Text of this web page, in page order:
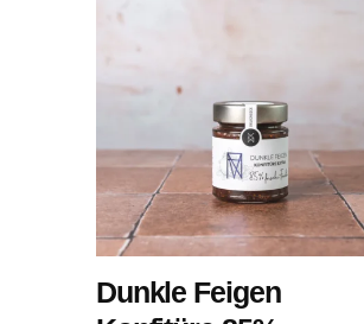
Dunkle Feigen